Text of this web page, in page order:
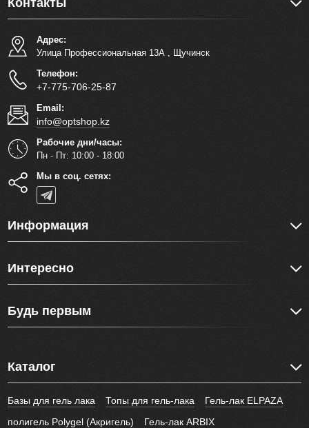
Контакты
Адрес:
Улица Профессиональная 13А , Щучинск
Телефон:
+7-775-706-25-87
Email:
info@optshop.kz
Рабочие дни/часы:
Пн - Пт: 10:00 - 18:00
Мы в соц. сетях:
Информация
Интересно
Будь первым
Каталог
Базы для гель лака Топы для гель-лака
Гель-лак ELPAZA
полигель Polygel (Акригель)
Гель-лак ARBIX